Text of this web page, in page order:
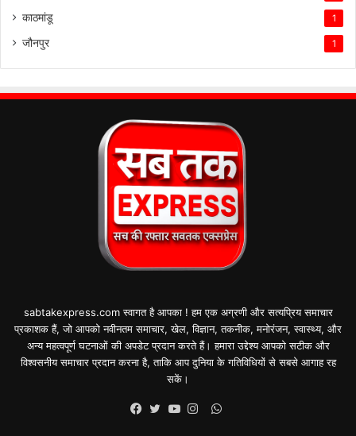
काठमांडू 1
जौनपुर 1
sabtakexpress.com स्वागत है आपका ! हम एक अग्रणी और सत्यप्रिय समाचार
प्रकाशक हैं, जो आपको नवीनतम समाचार, खेल, विज्ञान, तकनीक, मनोरंजन, स्वास्थ्य, और
अन्य महत्वपूर्ण घटनाओं की अपडेट प्रदान करते हैं। हमारा उद्देश्य आपको सटीक और
विश्वसनीय समाचार प्रदान करना है, ताकि आप दुनिया के गतिविधियों से सबसे आगाह रह
सकें।
WhatsApp